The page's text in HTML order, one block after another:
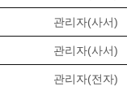
관리자(사서)
관리자(사서)
관리자(전자)